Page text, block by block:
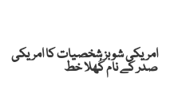
امریکی شوبز شخصیات کا امریکی
صدر کے نام کُھلا خط